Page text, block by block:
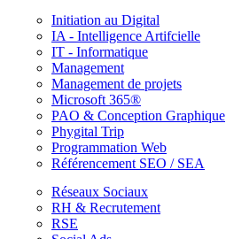
Initiation au Digital
IA - Intelligence Artifcielle
IT - Informatique
Management
Management de projets
Microsoft 365®
PAO & Conception Graphique
Phygital Trip
Programmation Web
Référencement SEO / SEA
Réseaux Sociaux
RH & Recrutement
RSE